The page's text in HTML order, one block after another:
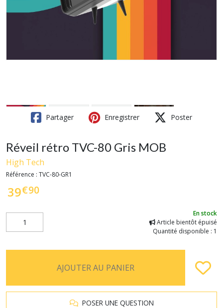
Partager Enregistrer Poster
Réveil rétro TVC-80 Gris MOB
High Tech
Référence : TVC-80-GR1
39€90
En stock
Article bientôt épuisé
Quantité disponible : 1
AJOUTER AU PANIER
POSER UNE QUESTION